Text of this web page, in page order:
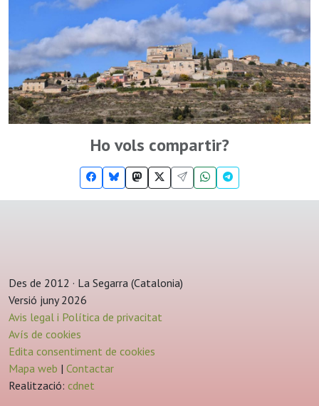
Ho vols compartir?
Des de 2012 · La Segarra (Catalonia)
Versió juny 2026
Avis legal i Política de privacitat
Avís de cookies
Edita consentiment de cookies
Mapa web | Contactar
Realització: cdnet